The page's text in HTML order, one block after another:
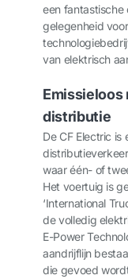
een
gelegenheid
van elektrisch
Emissieloos
distributie
De CF Electric
waar één- of
Het voertuig is
‘International
de volledig
E-Power
aandrijflijn
die gevoed